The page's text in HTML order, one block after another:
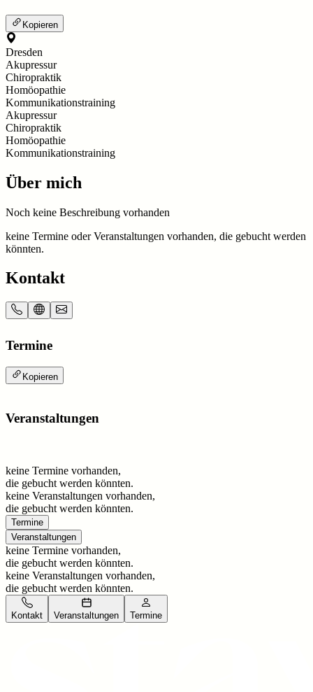
Kopieren
Dresden
Akupressur
Chiropraktik
Homöopathie
Kommunikationstraining
Akupressur
Chiropraktik
Homöopathie
Kommunikationstraining
Über mich
Noch keine Beschreibung vorhanden
keine Termine oder Veranstaltungen vorhanden, die gebucht werden
könnten.
Kontakt
Termine
Kopieren
Veranstaltungen
keine Termine vorhanden,
die gebucht werden könnten.
keine Veranstaltungen vorhanden,
die gebucht werden könnten.
Termine
Veranstaltungen
keine Termine vorhanden,
die gebucht werden könnten.
keine Veranstaltungen vorhanden,
die gebucht werden könnten.
Kontakt Veranstaltungen Termine